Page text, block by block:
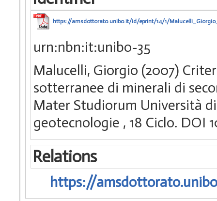
https://amsdottorato.unibo.it/id/eprint/14/1/
urn:nbn:it:unibo-35
Malucelli, Giorgio (2007)
sotterranee di minerali di
Mater Studiorum Università
geotecnologie , 18 Ciclo.
Relations
https://